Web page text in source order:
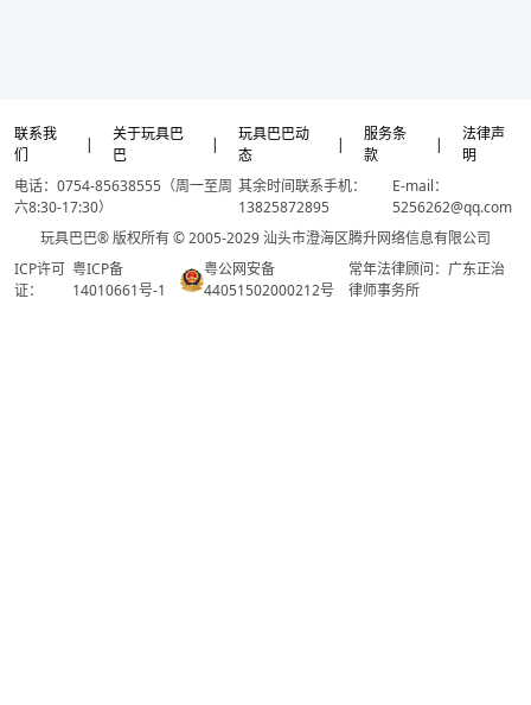
联系我
们
|
关于玩具巴
巴
|
玩具巴巴动
态
|
服务条
款
|
法律声
明
电话：0754-85638555（周一至周
六8:30-17:30）
其余时间联系手机：
13825872895
E-mail：
5256262@qq.com
玩具巴巴® 版权所有 © 2005-2029 汕头市澄海区腾升网络信息有限公司
ICP许可
证：
粤ICP备
14010661号-1
粤公网安备
44051502000212号
常年法律顾问：广东正治
律师事务所